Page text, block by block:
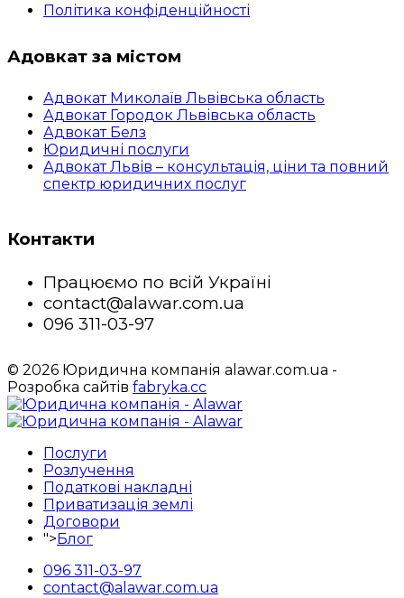
Політика конфіденційності
Адовкат за містом
Адвокат Миколаїв Львівська область
Адвокат Городок Львівська область
Адвокат Белз
Юридичні послуги
Адвокат Львів – консультація, ціни та повний
спектр юридичних послуг
Контакти
Працюємо по всій Україні
contact@alawar.com.ua
096 311-03-97
© 2026 Юридична компанія alawar.com.ua -
Розробка сайтів fabryka.cc
Послуги
Розлучення
Податкові накладні
Приватизація землі
Договори
">Блог
096 311-03-97
contact@alawar.com.ua